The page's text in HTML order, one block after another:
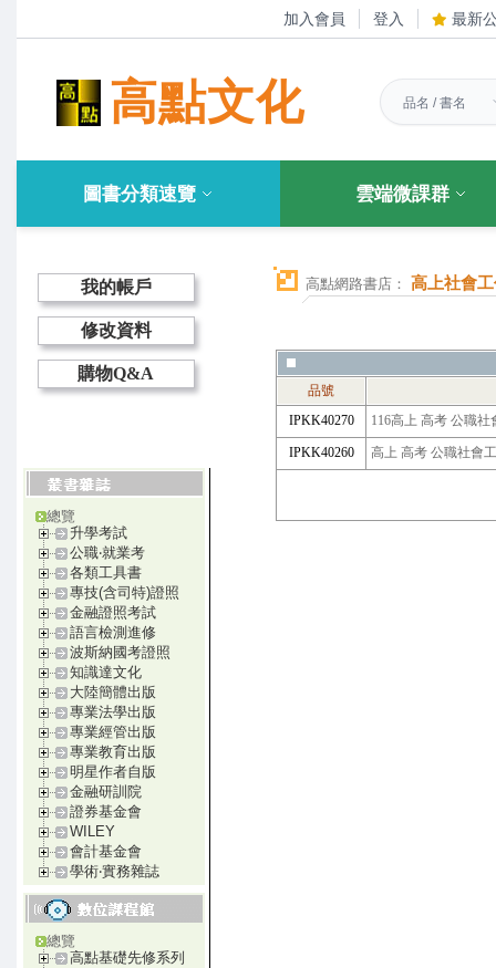
加入會員 登入 最新
高點文化
圖書分類速覽 雲端微課群
我的帳戶
修改資料
購物Q&A
總覽
升學考試
公職‧就業考
各類工具書
專技(含司特)證照
金融證照考試
語言檢測進修
波斯納國考證照
知識達文化
大陸簡體出版
專業法學出版
專業經管出版
專業教育出版
明星作者自版
金融研訓院
證券基金會
WILEY
會計基金會
學術‧實務雜誌
總覽
高點基礎先修系列
高點網路書店： 高上社會
品號
IPKK40270
116高上 高考 公職
IPKK40260 高上 高考 公職社會